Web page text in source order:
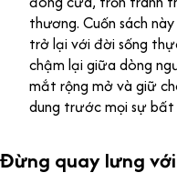
thương. Cuốn sách
trở lại với đời sống
chậm lại giữa dòng
mắt rộng mở và giữ
dung trước mọi sự bất
Đừng quay lưng